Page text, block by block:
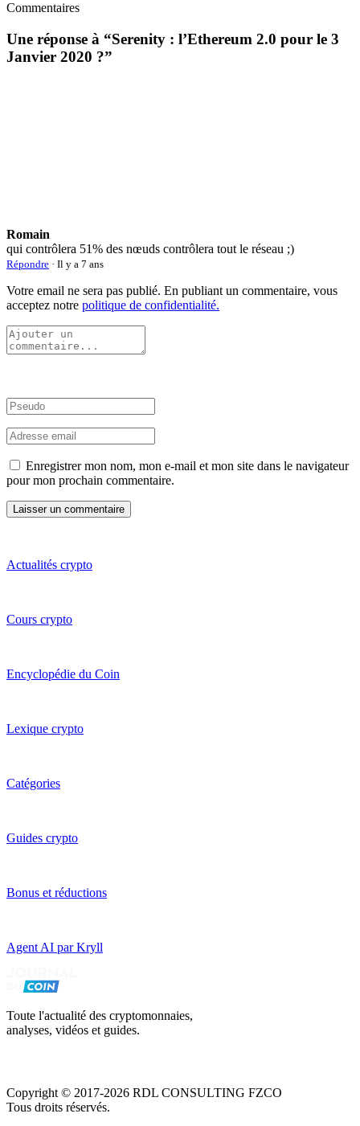
Commentaires
Une réponse à “Serenity : l’Ethereum 2.0 pour le 3
Janvier 2020 ?”
Romain
qui contrôlera 51% des nœuds contrôlera tout le réseau ;)
Répondre · Il y a 7 ans
Votre email ne sera pas publié. En publiant un commentaire, vous
acceptez notre politique de confidentialité.
Enregistrer mon nom, mon e-mail et mon site dans le navigateur
pour mon prochain commentaire.
Actualités crypto
Cours crypto
Encyclopédie du Coin
Lexique crypto
Catégories
Guides crypto
Bonus et réductions
Agent AI par Kryll
Toute l'actualité des cryptomonnaies,
analyses, vidéos et guides.
Copyright © 2017-2026 RDL CONSULTING FZCO
Tous droits réservés.